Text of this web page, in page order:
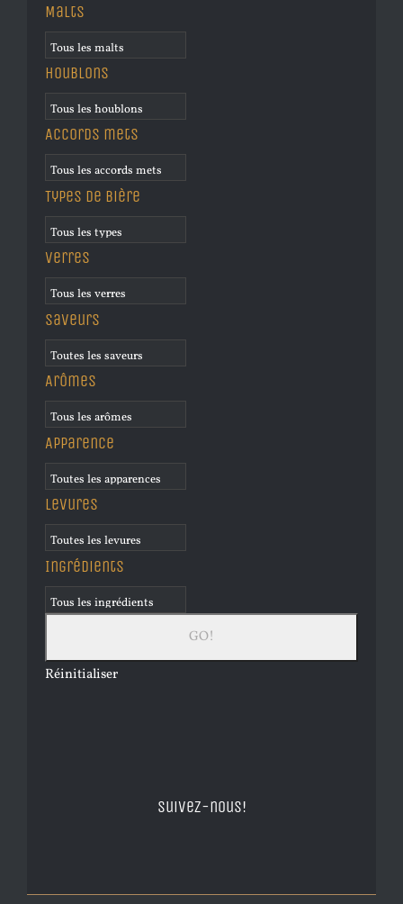
Malts
Houblons
Accords mets
Types de bière
Verres
Saveurs
Arômes
Apparence
Levures
Ingrédients
Réinitialiser
Suivez-nous!